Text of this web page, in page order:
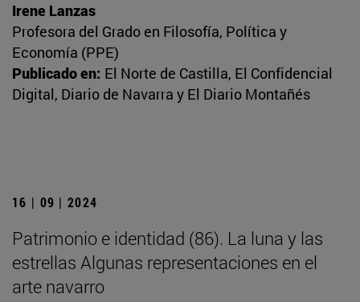
Irene Lanzas
Profesora del Grado en Filosofía, Política y
Economía (PPE)
Publicado en: El Norte de Castilla, El Confidencial
Digital, Diario de Navarra y El Diario Montañés
16 | 09 | 2024
Patrimonio e identidad (86). La luna y las
estrellas Algunas representaciones en el
arte navarro